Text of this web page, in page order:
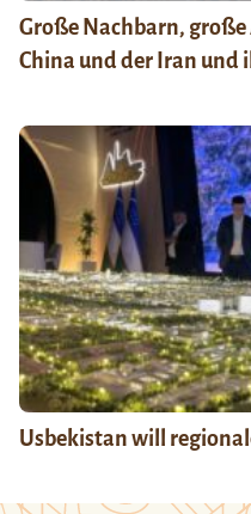
Große Nachbarn,
China und der Iran und
Usbekistan will